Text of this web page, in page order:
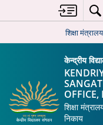
शिक्षा मंत्रालय
केन्द्रीय
शिक्षा
निकाय